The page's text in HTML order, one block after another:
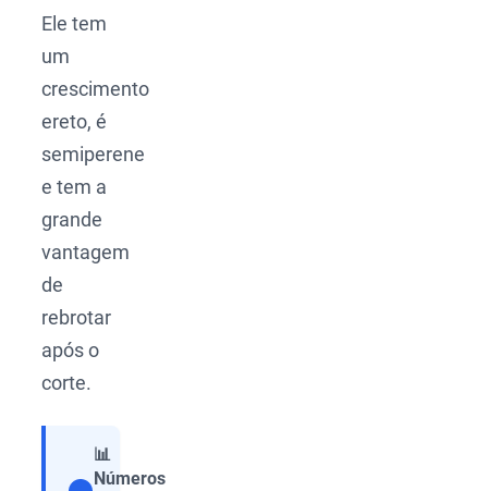
Ele tem
um
crescimento
ereto, é
semiperene
e tem a
grande
vantagem
de
rebrotar
após o
corte.
📊
Números